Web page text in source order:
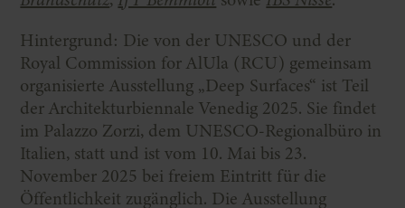
Hintergrund: Die von der UNESCO und der
Royal Commission for AlUla (RCU) gemeinsam
organisierte Ausstellung „Deep Surfaces“ ist Teil
der Architekturbiennale Venedig 2025. Sie findet
im Palazzo Zorzi, dem UNESCO-Regionalbüro in
Italien, statt und ist vom 10. Mai bis 23.
November 2025 bei freiem Eintritt für die
Öffentlichkeit zugänglich. Die Ausstellung